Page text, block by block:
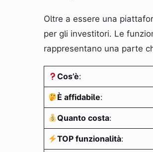
Oltre a essere una
per gli investitori. Le
rappresentano una parte
Cos’è:
È affidabile:
Quanto costa:
TOP funzionalità: